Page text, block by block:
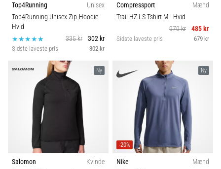
behandling
Oplever
skarpe
under
hyppigste
årsager
Fit
Funktion
Sæson
Bæredygtige
Teknologi
Top4Running
Unisex
Top4Running Unisex Zip-Hoodie-
Hvid
335 kr
302 kr
Sidste laveste pris 302 kr
Compressport
Mænd
Trail HZ LS Tshirt M- Hvid
970 kr
485 kr
Sidste laveste pris 679 kr
Ny
Salomon
Kvinde
Ny
-20%
Nike
Mænd